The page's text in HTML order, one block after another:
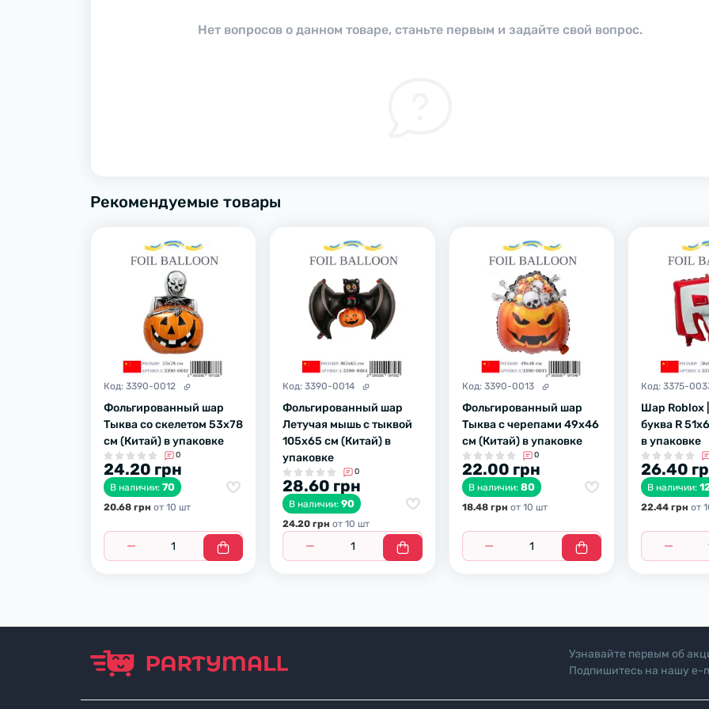
Нет вопросов о данном товаре, станьте первым и задайте свой вопрос.
Рекомендуемые товары
Код: 3390-0012
Фольгированный шар
Тыква со скелетом 53х78
см (Китай) в упаковке
0
24.20 грн
В наличии: 70
20.68 грн от 10 шт
Код:3390-0014
Фольгированный шар
Летучая мышь с тыквой
105х65 см (Китай) в
упаковке
0
28.60 грн
В наличии:90
24.20 грн от 10 шт
Код: 3390-0013
Фольгированный шар
Тыква с черепами 49х46
см (Китай) в упаковке
0
22.00 грн
В наличии: 80
18.48 грн от 10 шт
Код:3375-
Шар Roblox
буква R
в упаковке
26.40
В наличии:
22.44 грн от
Узнавайте первым об
Подпишитесь на нашу e-